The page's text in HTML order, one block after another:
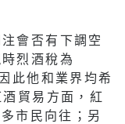
會否有下調空
烈酒稅為
此他和業界均希
貿易方面，紅
市民向往；另